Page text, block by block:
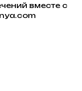
вместе с